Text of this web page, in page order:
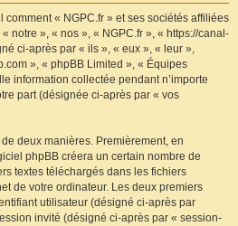
e
« NGPC.fr » et ses sociétés affiliées
notre », « nos », « NGPC.fr », « https://canal-
ci-après par « ils », « eux », « leur »,
», « phpBB Limited », « Équipes
information collectée pendant n’importe
part (désignée ci-après par « vos
deux manières. Premièrement, en
phpBB créera un certain nombre de
textes téléchargés dans les fichiers
de votre ordinateur. Les deux premiers
utilisateur (désigné ci-après par
invité (désigné ci-après par « session-